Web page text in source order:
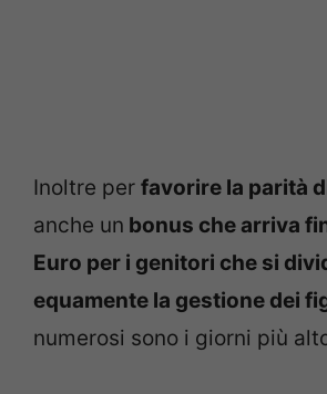
Inoltre per favorire la parità
anche un bonus che arriva
Euro per i genitori che si
equamente la gestione dei
numerosi sono i giorni più